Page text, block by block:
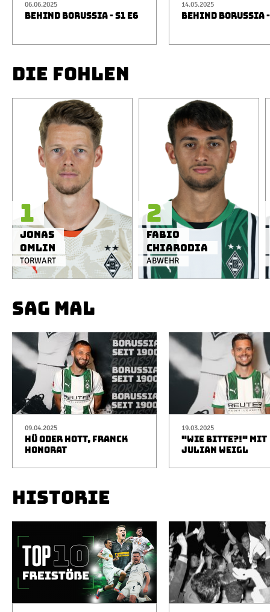
06.06.2025
BEHIND BORUSSIA - S1 E6
14.05.2025
BEHIND BORUSSIA
DIE FOHLEN
TORWART
Jonas
Omlin
1
ABWEHR
Fabio
Chiarodia
2
SAG MAL
09.04.2025
HÜ ODER HOTT, FRANCK
HONORAT
19.03.2025
"WIE BITTE?!" MIT
JULIAN WEIGL
HISTORIE